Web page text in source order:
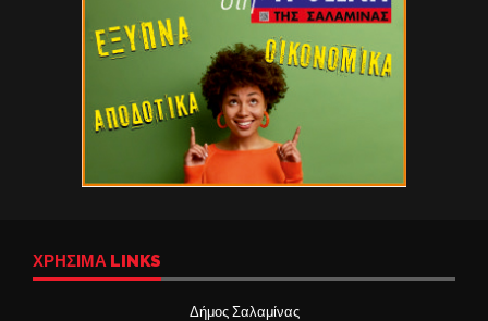
ΧΡΉΣΙΜΑ LINKS
Δήμος Σαλαμίνας